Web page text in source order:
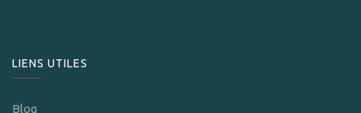
LIENS UTILES
Blog